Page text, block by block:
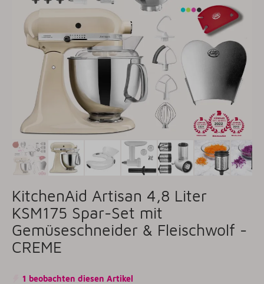
KitchenAid Artisan 4,8 Liter
KSM175 Spar-Set mit
Gemüseschneider & Fleischwolf -
CREME
1 beobachten diesen Artikel